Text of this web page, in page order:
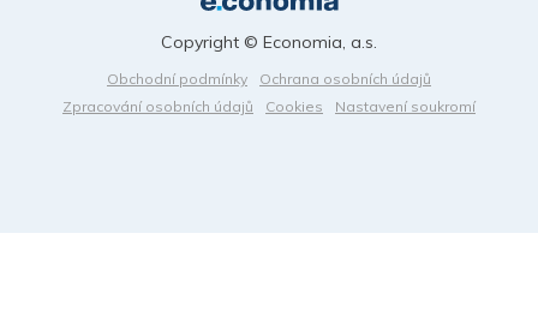
Obchodní podmínky
Ochrana osobních údajů
Zpracování osobních údajů
Cookies Nastavení soukromí
Copyright © Economia, a.s.